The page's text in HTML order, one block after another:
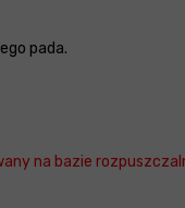
pada.
na bazie